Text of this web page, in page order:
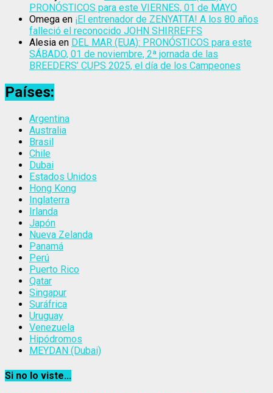
PRONÓSTICOS para este VIERNES, 01 de MAYO
Omega en ¡El entrenador de ZENYATTA! A los 80 años
falleció el reconocido JOHN SHIRREFFS
Alesia en DEL MAR (EUA): PRONÓSTICOS para este
SÁBADO, 01 de noviembre, 2ª jornada de las
BREEDERS’ CUPS 2025, el día de los Campeones
Países:
Argentina
Australia
Brasil
Chile
Dubai
Estados Unidos
Hong Kong
Inglaterra
Irlanda
Japón
Nueva Zelanda
Panamá
Perú
Puerto Rico
Qatar
Singapur
Suráfrica
Uruguay
Venezuela
Hipódromos
MEYDAN (Dubai)
Si no lo viste...